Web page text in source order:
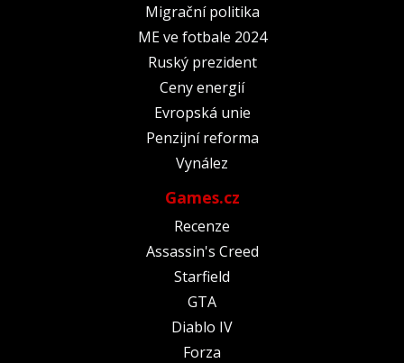
Migrační politika
ME ve fotbale 2024
Ruský prezident
Ceny energií
Evropská unie
Penzijní reforma
Vynález
Games.cz
Recenze
Assassin's Creed
Starfield
GTA
Diablo IV
Forza